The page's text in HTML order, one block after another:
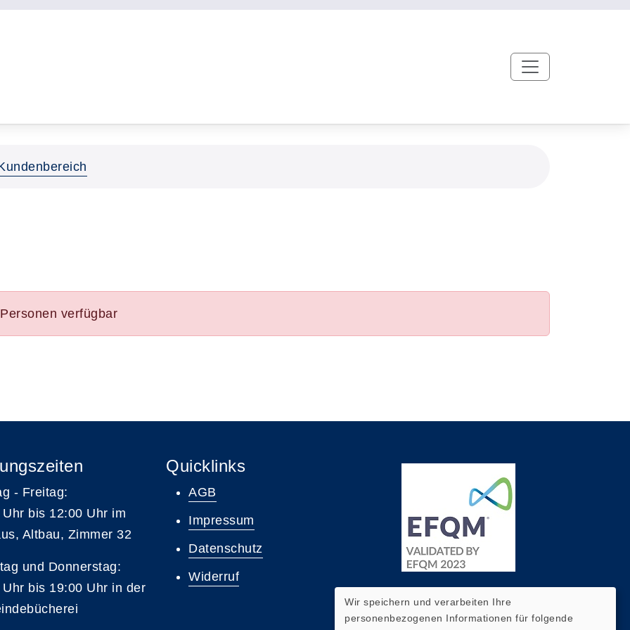
verfügbar
- Freitag:
bis 12:00 Uhr im
Altbau, Zimmer 32
und Donnerstag:
bis 19:00 Uhr in der
Quicklinks
AGB
Impressum
Datenschutz
Widerruf
Widerrufsformular
Wir speichern und verarbeiten Ihre
personenbezogenen Informationen für folgende